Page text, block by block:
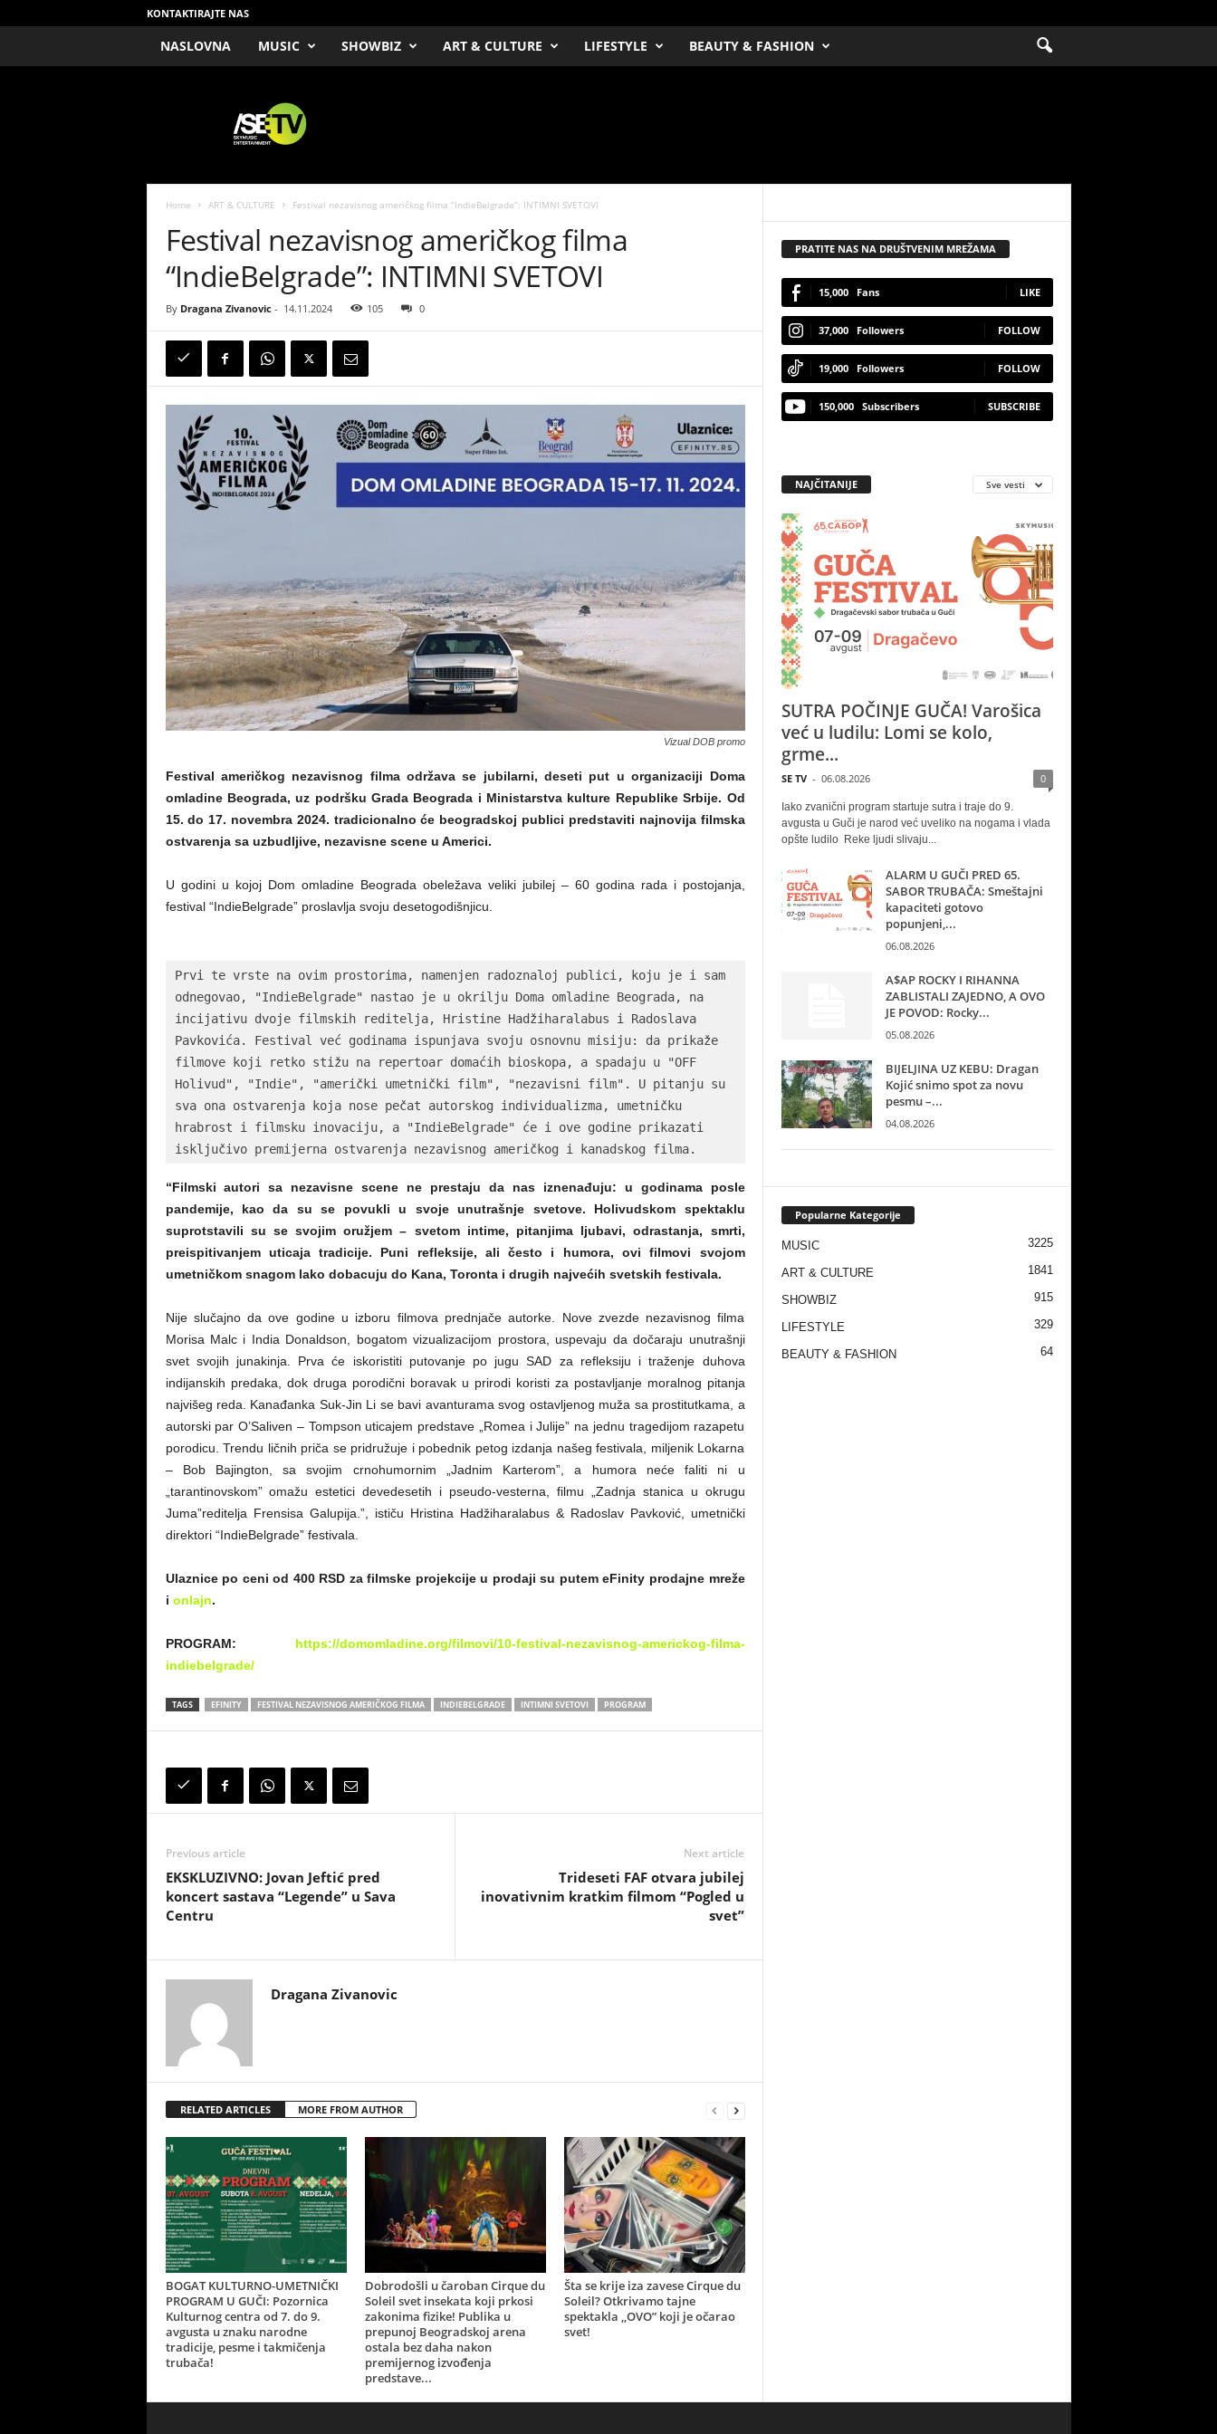
KONTAKTIRAJTE NAS
NASLOVNA MUSIC SHOWBIZ ART & CULTURE LIFESTYLE BEAUTY & FASHION
Home ART & CULTURE Festival nezavisnog američkog filma “IndieBelgrade”: INTIMNI SVETOVI
Festival nezavisnog američkog filma
“IndieBelgrade”: INTIMNI SVETOVI
By Dragana Zivanovic- 14.11.2024 105 0
Vizual DOB promo
Festival američkog nezavisnog filma održava se jubilarni, deseti put u organizaciji Doma
omladine Beograda, uz podršku Grada Beograda i Ministarstva kulture Republike Srbije. Od
15. do 17. novembra 2024. tradicionalno će beogradskoj publici predstaviti najnovija filmska
ostvarenja sa uzbudljive, nezavisne scene u Americi.
U godini u kojoj Dom omladine Beograda obeležava veliki jubilej – 60 godina rada i postojanja,
festival “IndieBelgrade” proslavlja svoju desetogodišnjicu.
Prvi te vrste na ovim prostorima, namenjen radoznaloj publici, koju je i sam
odnegovao, "IndieBelgrade" nastao je u okrilju Doma omladine Beograda, na
incijativu dvoje filmskih reditelja, Hristine Hadžiharalabus i Radoslava
Pavkovića. Festival već godinama ispunjava svoju osnovnu misiju: da prikaže
filmove koji retko stižu na repertoar domaćih bioskopa, a spadaju u "OFF
Holivud", "Indie", "američki umetnički film", "nezavisni film". U pitanju su
sva ona ostvarenja koja nose pečat autorskog individualizma, umetničku
hrabrost i filmsku inovaciju, a "IndieBelgrade" će i ove godine prikazati
isključivo premijerna ostvarenja nezavisnog američkog i kanadskog filma.
“Filmski autori sa nezavisne scene ne prestaju da nas iznenađuju: u godinama posle
pandemije, kao da su se povukli u svoje unutrašnje svetove. Holivudskom spektaklu
suprotstavili su se svojim oružjem – svetom intime, pitanjima ljubavi, odrastanja, smrti,
preispitivanjem uticaja tradicije. Puni refleksije, ali često i humora, ovi filmovi svojom
umetničkom snagom lako dobacuju do Kana, Toronta i drugih najvećih svetskih festivala.
Nije slučajno da ove godine u izboru filmova prednjače autorke. Nove zvezde nezavisnog filma
Morisa Malc i India Donaldson, bogatom vizualizacijom prostora, uspevaju da dočaraju unutrašnji
svet svojih junakinja. Prva će iskoristiti putovanje po jugu SAD za refleksiju i traženje duhova
indijanskih predaka, dok druga porodični boravak u prirodi koristi za postavljanje moralnog pitanja
najvišeg reda. Kanađanka Suk-Jin Li se bavi avanturama svog ostavljenog muža sa prostitutkama, a
autorski par O’Saliven – Tompson uticajem predstave „Romea i Julije” na jednu tragedijom razapetu
porodicu. Trendu ličnih priča se pridružuje i pobednik petog izdanja našeg festivala, miljenik Lokarna
– Bob Bajington, sa svojim crnohumornim „Jadnim Karterom”, a humora neće faliti ni u
„tarantinovskom” omažu estetici devedesetih i pseudo-vesterna, filmu „Zadnja stanica u okrugu
Juma”reditelja Frensisa Galupija.”, ističu Hristina Hadžiharalabus & Radoslav Pavković, umetnički
direktori “IndieBelgrade” festivala.
Ulaznice po ceni od 400 RSD za filmske projekcije u prodaji su putem eFinity prodajne mreže
i onlajn.
PROGRAM: https://domomladine.org/filmovi/10-festival-nezavisnog-americkog-filma-
indiebelgrade/
TAGS EFINITY FESTIVAL NEZAVISNOG AMERIČKOG FILMA INDIEBELGRADE INTIMNI SVETOVI PROGRAM
Previous article
EKSKLUZIVNO: Jovan Jeftić pred
koncert sastava “Legende” u Sava
Centru
Next article
Trideseti FAF otvara jubilej
inovativnim kratkim filmom “Pogled u
svet”
Dragana Zivanovic
RELATED ARTICLES MORE FROM AUTHOR
BOGAT KULTURNO-UMETNIČKI
PROGRAM U GUČI: Pozornica
Kulturnog centra od 7. do 9.
avgusta u znaku narodne
tradicije, pesme i takmičenja
trubača!
Dobrodošli u čaroban Cirque du
Soleil svet insekata koji prkosi
zakonima fizike! Publika u
prepunoj Beogradskoj arena
ostala bez daha nakon
premijernog izvođenja
predstave...
Šta se krije iza zavese Cirque du
Soleil? Otkrivamo tajne
spektakla ,,OVO” koji je očarao
svet!
PRATITE NAS NA DRUŠTVENIM MREŽAMA
15,000 Fans LIKE
37,000 Followers FOLLOW
19,000 Followers FOLLOW
150,000 Subscribers SUBSCRIBE
NAJČITANIJE Sve vesti
SUTRA POČINJE GUČA! Varošica
već u ludilu: Lomi se kolo,
grme...
SE TV - 06.08.2026 0
Iako zvanični program startuje sutra i traje do 9.
avgusta u Guči je narod već uveliko na nogama i vlada
opšte ludilo Reke ljudi slivaju...
ALARM U GUČI PRED 65.
SABOR TRUBAČA: Smeštajni
kapaciteti gotovo
popunjeni,...
06.08.2026
A$AP ROCKY I RIHANNA
ZABLISTALI ZAJEDNO, A OVO
JE POVOD: Rocky...
05.08.2026
BIJELJINA UZ KEBU: Dragan
Kojić snimo spot za novu
pesmu –...
04.08.2026
Popularne Kategorije
MUSIC 3225
ART & CULTURE 1841
SHOWBIZ 915
LIFESTYLE 329
BEAUTY & FASHION 64